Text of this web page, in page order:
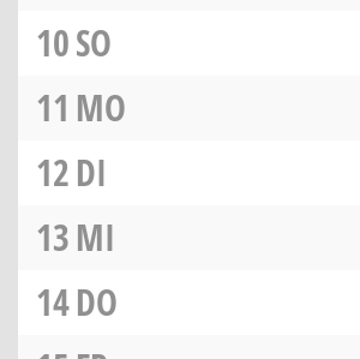
10SO
11 MO
12DI
13MI
14DO